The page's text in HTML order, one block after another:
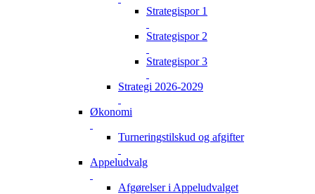
Strategispor 1
Strategispor 2
Strategispor 3
Strategi 2026-2029
Økonomi
Turneringstilskud og afgifter
Appeludvalg
Afgørelser i Appeludvalget